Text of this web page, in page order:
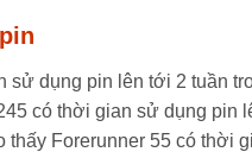
sử dụng pin lên tới 2 tuần
có thời gian sử dụng pin
thấy Forerunner 55 có thời